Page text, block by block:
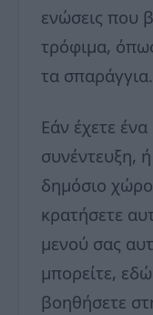
ενώσεις που
τρόφιμα,
τα σπαράγγια.
Εάν έχετε
συνέντευξη,
δημόσιο
κρατήσετε
μενού σας
μπορείτε,
βοηθήσετε